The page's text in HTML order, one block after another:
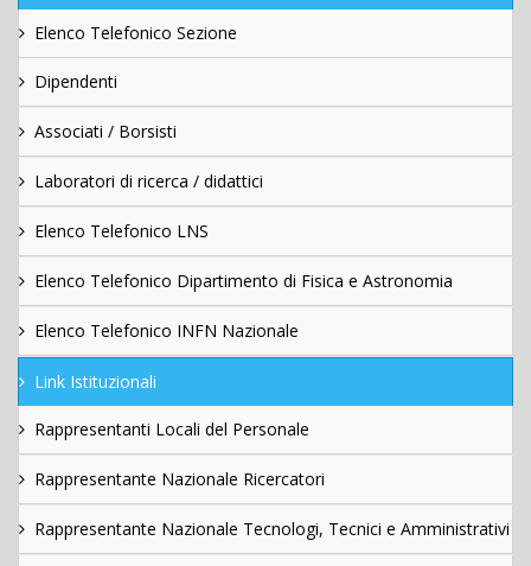
Elenco Telefonico Sezione
Dipendenti
Associati / Borsisti
Laboratori di ricerca / didattici
Elenco Telefonico LNS
Elenco Telefonico Dipartimento di Fisica e Astronomia
Elenco Telefonico INFN Nazionale
Link Istituzionali
Rappresentanti Locali del Personale
Rappresentante Nazionale Ricercatori
Rappresentante Nazionale Tecnologi, Tecnici e Amministrativi